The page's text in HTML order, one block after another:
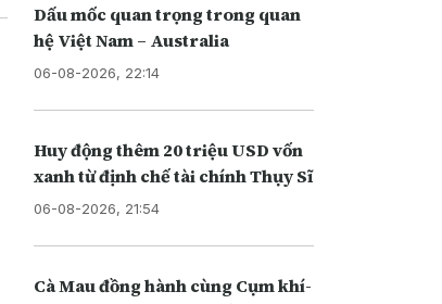
Dấu mốc quan trọng trong quan
hệ Việt Nam – Australia
06-08-2026, 22:14
Huy động thêm 20 triệu USD vốn
xanh từ định chế tài chính Thụy Sĩ
06-08-2026, 21:54
Cà Mau đồng hành cùng Cụm khí-